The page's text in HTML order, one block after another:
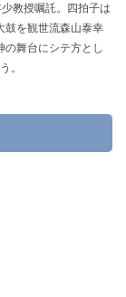
教授嘱託。四拍子は
鼓を観世流森山泰幸
の舞台にシテ方とし
。